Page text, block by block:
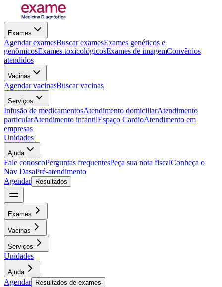
Exames
Agendar examesBuscar examesExames genéticos e
genômicosExames toxicológicosExames de imagemConvênios
atendidos
Vacinas
Agendar vacinasBuscar vacinas
Serviços
Infusão de medicamentosAtendimento domiciliarAtendimento
particularAtendimento infantilEspaço CardioAtendimento em
empresas
Unidades
Ajuda
Fale conoscoPerguntas frequentesPeça sua nota fiscalConheça o
Nav DasaPré-atendimento
Agendar
Resultados
Exames
Vacinas
Serviços
Unidades
Ajuda
Agendar Resultados de exames